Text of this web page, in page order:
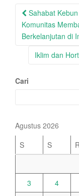
Post
navigation
Sahabat
Komunitas
Berkelanjutan di
Iklim dan
Cari
Agustus 2026
S
S
3
4